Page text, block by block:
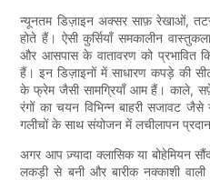
न्यूनतम डिज़ाइन अक्सर साफ़ रेखाओं,
होते हैं। ऐसी कुर्सियाँ समकालीन
और आसपास के वातावरण को प्रभावित
हैं। इन डिज़ाइनों में साधारण कपड़े की
के फ्रेम जैसी सामग्रियाँ आम हैं। काले,
रंगों का चयन विभिन्न बाहरी सजावट
गलीचों के साथ संयोजन में लचीलापन
अगर आप ज़्यादा क्लासिक या बोहेमियन
लकड़ी से बनी और बारीक नक्काशी वाली